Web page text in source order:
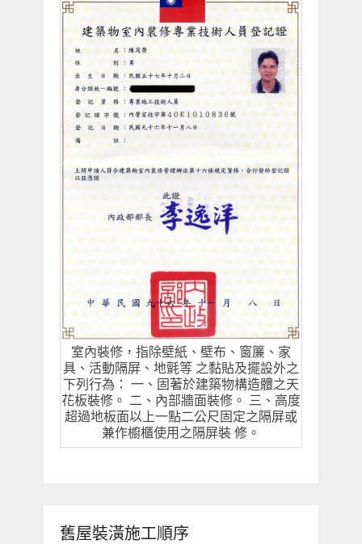
室內裝修，指除壁紙、壁布、窗簾、家
具、活動隔屏、地氈等 之黏貼及擺設外之
下列行為： 一、固著於建築物構造體之天
花板裝修。 二、內部牆面裝修。 三、高度
超過地板面以上一點二公尺固定之隔屏或
兼作櫥櫃使用之隔屏裝 修。
舊屋裝潢施工順序